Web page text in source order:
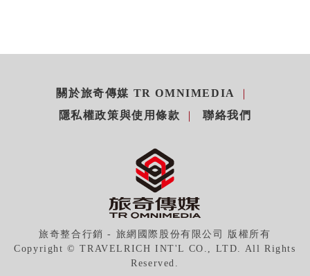
關於旅奇傳媒 TR OMNIMEDIA
隱私權政策與使用條款
聯絡我們
旅奇整合行銷 - 旅網國際股份有限公司 版權所有
Copyright © TRAVELRICH INT'L CO., LTD. All Rights
Reserved.